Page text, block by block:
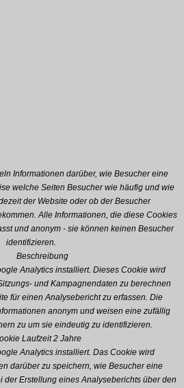
Informationen darüber, wie Besucher eine
welche Seiten Besucher wie häufig und wie
der Website oder ob der Besucher
Alle Informationen, die diese Cookies
und anonym - sie können keinen Besucher
identifizieren.
Beschreibung
Analytics installiert. Dieses Cookie wird
und Kampagnendaten zu berechnen
für einen Analysebericht zu erfassen. Die
anonym und weisen eine zufällig
zu um sie eindeutig zu identifizieren.
Laufzeit 2 Jahre
Analytics installiert. Das Cookie wird
darüber zu speichern, wie Besucher eine
der Erstellung eines Analyseberichts über den